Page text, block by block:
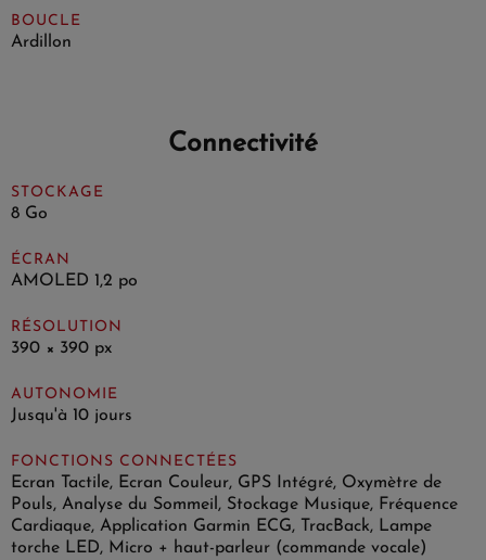
BOUCLE
Ardillon
Connectivité
STOCKAGE
8 Go
ÉCRAN
AMOLED 1,2 po
RÉSOLUTION
390 × 390 px
AUTONOMIE
Jusqu'à 10 jours
FONCTIONS CONNECTÉES
Ecran Tactile, Ecran Couleur, GPS Intégré, Oxymètre de
Pouls, Analyse du Sommeil, Stockage Musique, Fréquence
Cardiaque, Application Garmin ECG, TracBack, Lampe
torche LED, Micro + haut-parleur (commande vocale)